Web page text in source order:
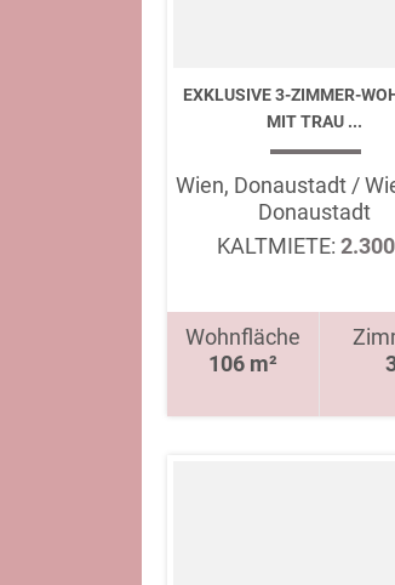
EXKLUSIVE 3-ZIMMER-
MIT TRAU ...
Wien, Donaustadt /
Donaustadt
KALTMIETE:
Wohnfläche
106 m²